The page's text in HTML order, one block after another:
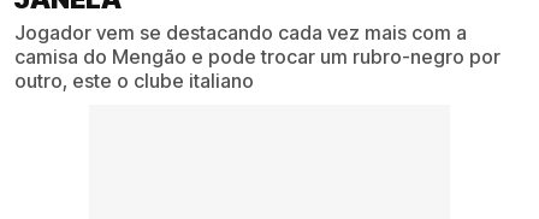
Jogador vem se destacando cada vez mais com a
camisa do Mengão e pode trocar um rubro-negro por
outro, este o clube italiano